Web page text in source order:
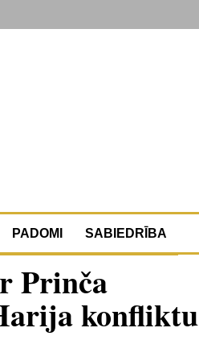
PADOMI SABIEDRĪBA
Prinča
konfliktu